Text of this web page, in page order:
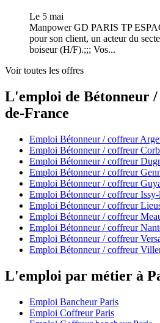
Le 5 mai
Manpower GD PARIS TP
pour son client, un acteur du
boiseur (H/F).;;; Vos...
Voir toutes les offres
L'emploi de Bétonneur
de-France
Emploi Bétonneur / coffreur
Emploi Bétonneur / coffreur
Emploi Bétonneur / coffreur
Emploi Bétonneur / coffreur
Emploi Bétonneur / coffreur
Emploi Bétonneur / coffreur
Emploi Bétonneur / coffreur
Emploi Bétonneur / coffreur
Emploi Bétonneur / coffreur
Emploi Bétonneur / coffreur
Emploi Bétonneur / coffreur
L'emploi par métier à
Emploi Bancheur Paris
Emploi Coffreur Paris